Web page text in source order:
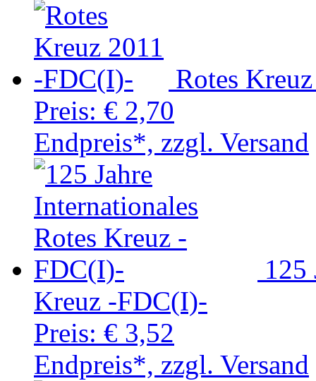
Rotes
Preis: € 2,70
Endpreis*, zzgl. Versand
125
Kreuz -FDC(I)-
Preis: € 3,52
Endpreis*, zzgl. Versand